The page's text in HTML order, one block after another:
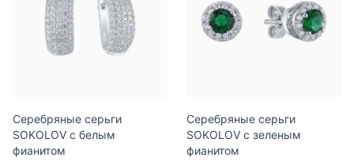
Серебряные серьги
SOKOLOV с белым
фианитом
Серебряные серьги
SOKOLOV с зеленым
фианитом